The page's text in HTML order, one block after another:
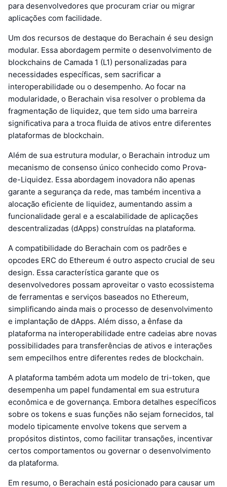
para desenvolvedores que procuram criar ou migrar
aplicações com facilidade.
Um dos recursos de destaque do Berachain é seu design
modular. Essa abordagem permite o desenvolvimento de
blockchains de Camada 1 (L1) personalizadas para
necessidades específicas, sem sacrificar a
interoperabilidade ou o desempenho. Ao focar na
modularidade, o Berachain visa resolver o problema da
fragmentação de liquidez, que tem sido uma barreira
significativa para a troca fluida de ativos entre diferentes
plataformas de blockchain.
Além de sua estrutura modular, o Berachain introduz um
mecanismo de consenso único conhecido como Prova-
de-Liquidez. Essa abordagem inovadora não apenas
garante a segurança da rede, mas também incentiva a
alocação eficiente de liquidez, aumentando assim a
funcionalidade geral e a escalabilidade de aplicações
descentralizadas (dApps) construídas na plataforma.
A compatibilidade do Berachain com os padrões e
opcodes ERC do Ethereum é outro aspecto crucial de seu
design. Essa característica garante que os
desenvolvedores possam aproveitar o vasto ecossistema
de ferramentas e serviços baseados no Ethereum,
simplificando ainda mais o processo de desenvolvimento
e implantação de dApps. Além disso, a ênfase da
plataforma na interoperabilidade entre cadeias abre novas
possibilidades para transferências de ativos e interações
sem empecilhos entre diferentes redes de blockchain.
A plataforma também adota um modelo de tri-token, que
desempenha um papel fundamental em sua estrutura
econômica e de governança. Embora detalhes específicos
sobre os tokens e suas funções não sejam fornecidos, tal
modelo tipicamente envolve tokens que servem a
propósitos distintos, como facilitar transações, incentivar
certos comportamentos ou governar o desenvolvimento
da plataforma.
Em resumo, o Berachain está posicionado para causar um